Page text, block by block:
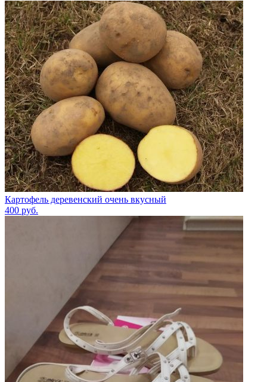
Картофель деревенский очень вкусный
400 руб.